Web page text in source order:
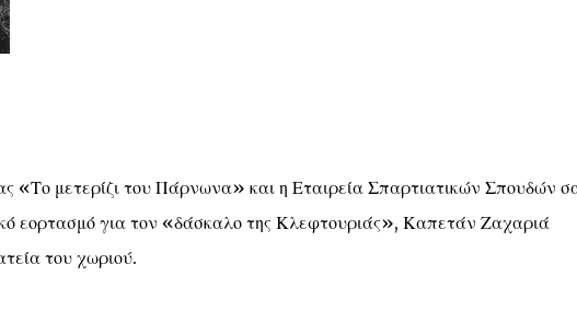
«Το μετερίζι του Πάρνωνα» και η Εταιρεία Σπαρτιατικών Σπουδών
εορτασμό για τον «δάσκαλο της Κλεφτουριάς», Καπετάν Ζαχαριά
του χωριού.